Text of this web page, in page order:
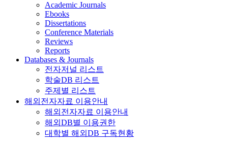
Academic Journals
Ebooks
Dissertations
Conference Materials
Reviews
Reports
Databases & Journals
전자저널 리스트
학술DB 리스트
주제별 리스트
해외전자자료 이용안내
해외전자자료 이용안내
해외DB별 이용권한
대학별 해외DB 구독현황